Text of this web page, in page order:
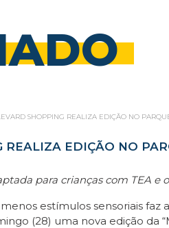
SHOPPING REALIZA EDIÇÃO NO
EDIÇÃO NO
para crianças com TEA e
estímulos sensoriais faz
(28) uma nova edição da